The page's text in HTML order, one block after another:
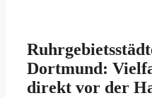
Dortmund:
direkt vor der